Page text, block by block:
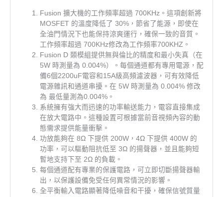
Fusion 擴大機的工作頻率超過 700KHz。這項創新將
MOSFET 的溫度降低了 30%，節省了能源，即使在
全油門情況下也能保持涼爽運行，確保一致的音質。
工作頻率超過 700KHz修改為工作頻率700KHZ。
Fusion D 類模組提供無與倫比的精度和最小失真（在
5W 時測量為 0.004%）。每個通道都有專用電源，配
備6個2200uF電容和15A級高頻濾波器，可有效降低
電源雜訊和通道串擾。在 5W 時測量為 0.004% 修改
為 最低量測為0.004%。
系統擁有強大而迅速的功率輸送能力，電容直接集成
在放大電路中。這種設置可根據當前音視頻內容的動
態需求提供能量衝擊。
功放能夠在 8Ω 下提供 200W，4Ω 下提供 400W 的
功率，可以驅動阻抗低至 3Ω 的揚聲器，並且能夠短
暫地支持下至 2Ω 的負載。
每個通道配有專業的保護電路，可立即切斷揚聲器輸
出，以保護設備免受任何異常情況的影響。
全平衡輸入電路顯著降低噪音和干擾，確保信號質量